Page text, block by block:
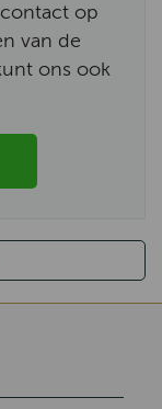
op
van de
ons ook